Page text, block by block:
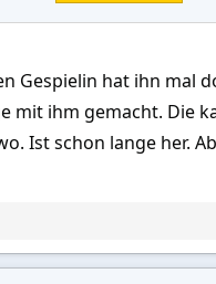
Gespielin hat ihn mal
mit ihm gemacht. Die
Ist schon lange her.